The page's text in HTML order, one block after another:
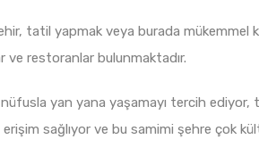
tatil yapmak veya burada mükemmel
ve restoranlar bulunmaktadır.
yan yana yaşamayı tercih ediyor,
sağlıyor ve bu samimi şehre çok